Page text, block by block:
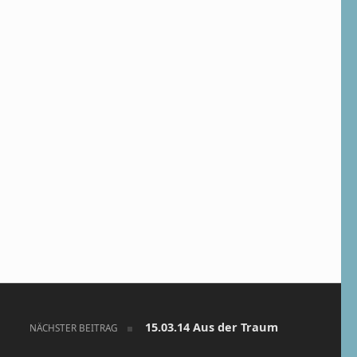
NÄCHSTER BEITRAG 15.03.14 Aus der Traum